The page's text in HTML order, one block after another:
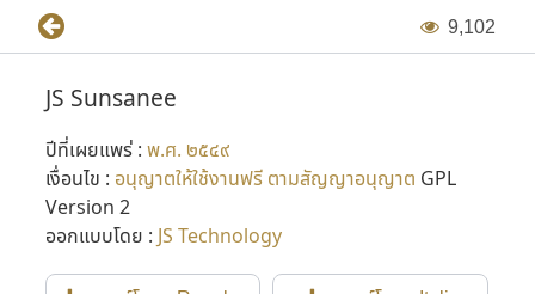
9,102
แล้วจึงพัฒนาขึ้นเป็น Vector Font ในภายหลัง (Adobe Type 1
และ TrueType ในเวลาต่อมา) โดยเริ่มขึ้นในปี พ.ศ. ๒๕๓๖ ต่อมา
มีการปรับปรุงฟอนต์ใหม่อีกครั้งในปี พ.ศ. ๒๕๔๔ โดย P-
JS Sunsanee
ปีที่เผยแพร่ : พ.ศ. ๒๕๔๙
เงื่อนไข : อนุญาตให้ใช้งานฟรี ตามสัญญาอนุญาต GPL
Version 2
ออกแบบโดย : JS Technology